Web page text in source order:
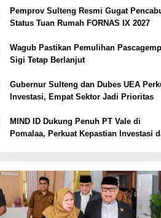
Pemprov Sulteng Resmi Gugat
Status Tuan Rumah FORNAS IX 2027
Wagub Pastikan Pemulihan
Sigi Tetap Berlanjut
Gubernur Sulteng dan Dubes UEA
Investasi, Empat Sektor Jadi Prioritas
MIND ID Dukung Penuh PT Vale di
Pomalaa, Perkuat Kepastian Investasi